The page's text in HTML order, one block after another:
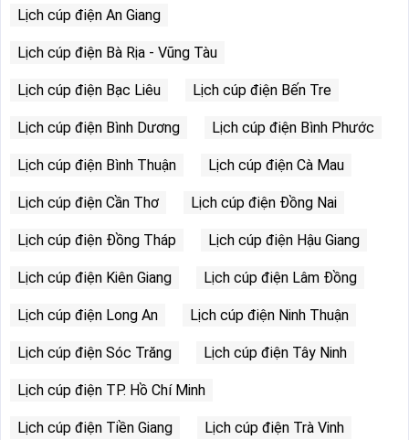
Lịch cúp điện An Giang
Lịch cúp điện Bà Rịa - Vũng Tàu
Lịch cúp điện Bạc Liêu Lịch cúp điện Bến Tre
Lịch cúp điện Bình Dương Lịch cúp điện Bình Phước
Lịch cúp điện Bình Thuận Lịch cúp điện Cà Mau
Lịch cúp điện Cần Thơ Lịch cúp điện Đồng Nai
Lịch cúp điện Đồng Tháp Lịch cúp điện Hậu Giang
Lịch cúp điện Kiên Giang Lịch cúp điện Lâm Đồng
Lịch cúp điện Long An Lịch cúp điện Ninh Thuận
Lịch cúp điện Sóc Trăng Lịch cúp điện Tây Ninh
Lịch cúp điện TP. Hồ Chí Minh
Lịch cúp điện Tiền Giang Lịch cúp điện Trà Vinh